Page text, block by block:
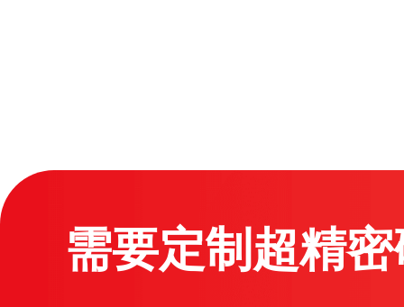
需要定制超精